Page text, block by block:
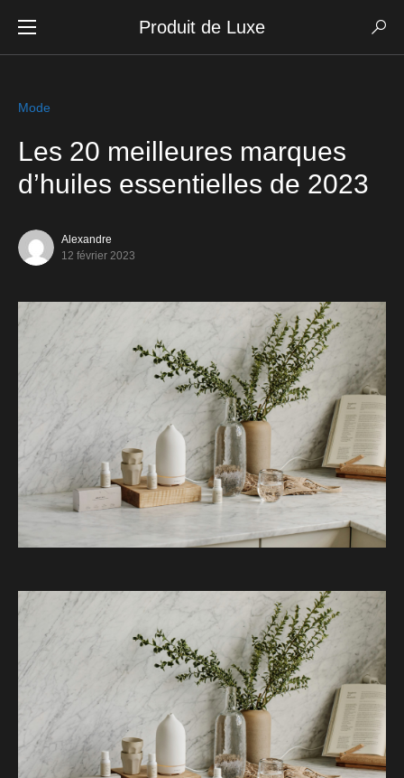
Produit de Luxe
Mode
Les 20 meilleures marques
d’huiles essentielles de 2023
Alexandre
12 février 2023